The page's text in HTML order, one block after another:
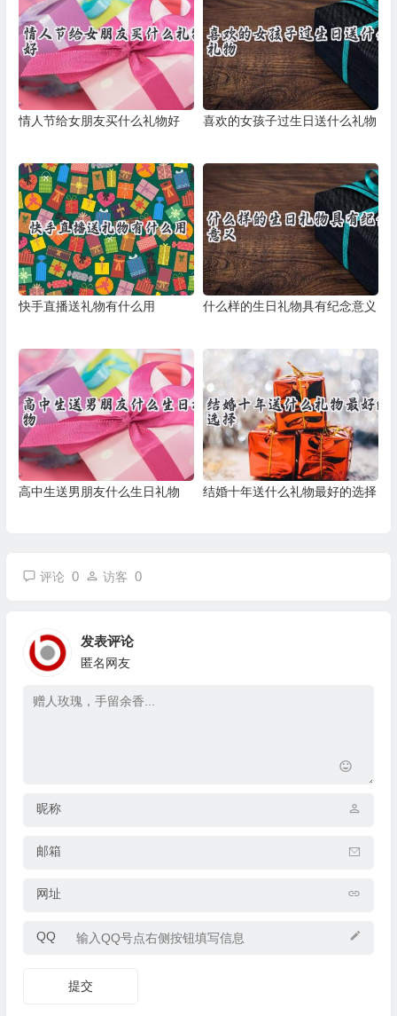
情人节给女朋友买什么礼物好 喜欢的女孩子过生日送什么礼物
快手直播送礼物有什么用 什么样的生日礼物具有纪念意义
高中生送男朋友什么生日礼物 结婚十年送什么礼物最好的选择
评论 0 访客 0
发表评论
匿名网友
昵称
邮箱
网址
QQ